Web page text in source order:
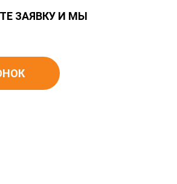
ЗАЯВКУ И МЫ